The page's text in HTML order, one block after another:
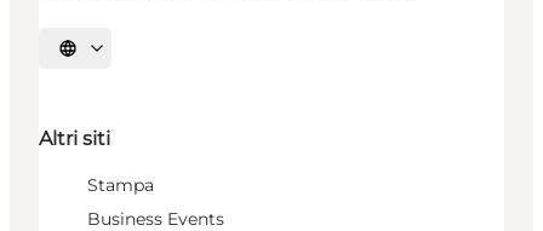
Seleziona la lingua
Altri siti
Stampa
Business Events